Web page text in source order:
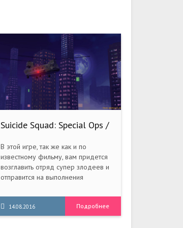
Suicide Squad: Special Ops /
(2016) PC
В этой игре, так же как и по
известному фильму, вам придется
возглавить отряд супер злодеев и
отправится на выполнения
нужно будет пробраться в самый
центр города Мидвэй-Сити,
отыскать и спасти разведгруппу!
14.08.2016 Подробнее